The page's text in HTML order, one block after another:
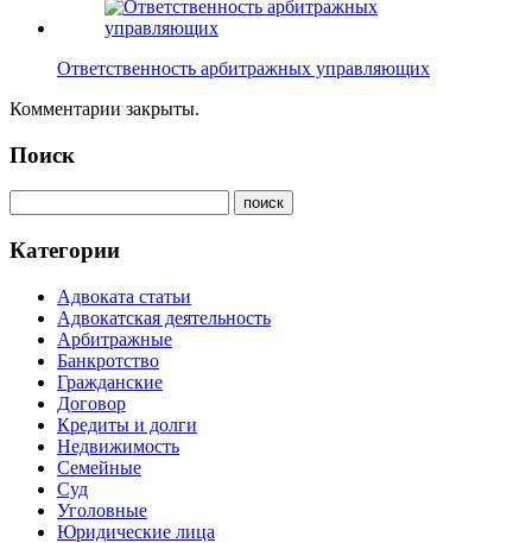
Ответственность арбитражных управляющих
Комментарии закрыты.
Поиск
Категории
Адвоката статьи
Адвокатская деятельность
Арбитражные
Банкротство
Гражданские
Договор
Кредиты и долги
Недвижимость
Семейные
Суд
Уголовные
Юридические лица